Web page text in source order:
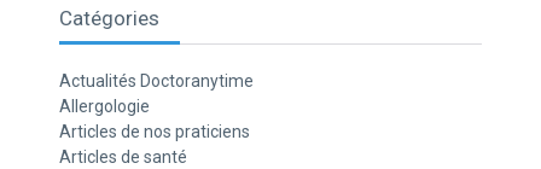
Catégories
Actualités Doctoranytime
Allergologie
Articles de nos praticiens
Articles de santé